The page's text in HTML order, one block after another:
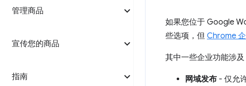
管理商品
宣传您的商品
指南
如果您位于 Google
些选项，但 Chrome
其中一些企业功能涉
网域发布 - 仅允